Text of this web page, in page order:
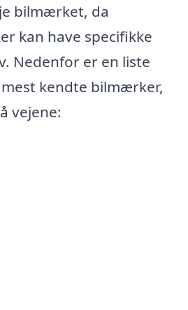
bilmærket, da
kan have specifikke
Nedenfor er en liste
kendte bilmærker,
vejene: